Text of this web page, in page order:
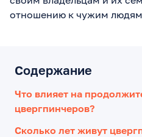
отношению к чужим
Содержание
Что влияет на
цвергпинчеров?
Сколько лет живут